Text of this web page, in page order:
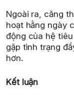
Ngoài ra, căng
hoạt hằng ngày
động của hệ
gặp tình trạng
hơn.
Kết luận